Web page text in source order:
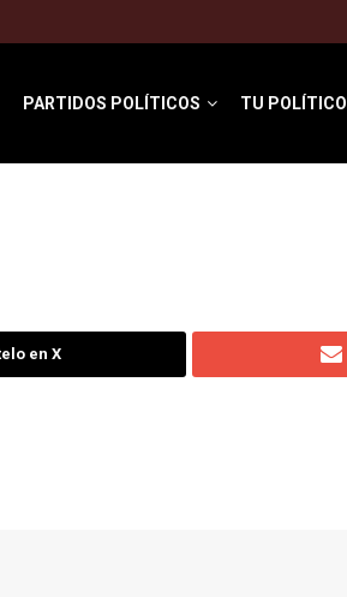
PARTIDOS POLÍTICOS TU POLÍTICO
en X